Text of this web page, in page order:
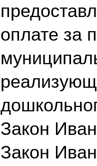
оплате за
Закон
Закон